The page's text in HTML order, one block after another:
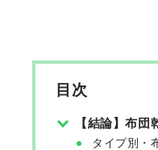
目次
【結論】布
タイプ別・